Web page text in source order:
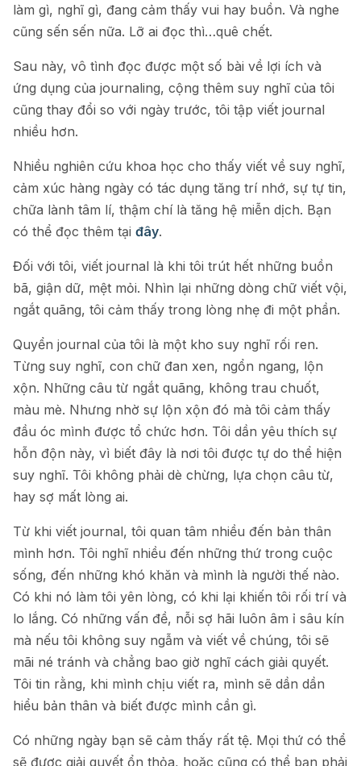
làm gì, nghĩ gì, đang cảm thấy vui hay buồn. Và nghe
cũng sến sến nữa. Lỡ ai đọc thì…quê chết.
Sau này, vô tình đọc được một số bài về lợi ích và
ứng dụng của journaling, cộng thêm suy nghĩ của tôi
cũng thay đổi so với ngày trước, tôi tập viết journal
nhiều hơn.
Nhiều nghiên cứu khoa học cho thấy viết về suy nghĩ,
cảm xúc hàng ngày có tác dụng tăng trí nhớ, sự tự tin,
chữa lành tâm lí, thậm chí là tăng hệ miễn dịch. Bạn
có thể đọc thêm tại đây.
Đối với tôi, viết journal là khi tôi trút hết những buồn
bã, giận dữ, mệt mỏi. Nhìn lại những dòng chữ viết vội,
ngắt quãng, tôi cảm thấy trong lòng nhẹ đi một phần.
Quyển journal của tôi là một kho suy nghĩ rối ren.
Từng suy nghĩ, con chữ đan xen, ngổn ngang, lộn
xộn. Những câu từ ngắt quãng, không trau chuốt,
màu mè. Nhưng nhờ sự lộn xộn đó mà tôi cảm thấy
đầu óc mình được tổ chức hơn. Tôi dần yêu thích sự
hỗn độn này, vì biết đây là nơi tôi được tự do thể hiện
suy nghĩ. Tôi không phải dè chừng, lựa chọn câu từ,
hay sợ mất lòng ai.
Từ khi viết journal, tôi quan tâm nhiều đến bản thân
mình hơn. Tôi nghĩ nhiều đến những thứ trong cuộc
sống, đến những khó khăn và mình là người thế nào.
Có khi nó làm tôi yên lòng, có khi lại khiến tôi rối trí và
lo lắng. Có những vấn đề, nỗi sợ hãi luôn âm ỉ sâu kín
mà nếu tôi không suy ngẫm và viết về chúng, tôi sẽ
mãi né tránh và chẳng bao giờ nghĩ cách giải quyết.
Tôi tin rằng, khi mình chịu viết ra, mình sẽ dần dần
hiểu bản thân và biết được mình cần gì.
Có những ngày bạn sẽ cảm thấy rất tệ. Mọi thứ có thể
sẽ được giải quyết ổn thỏa, hoặc cũng có thể bạn phải